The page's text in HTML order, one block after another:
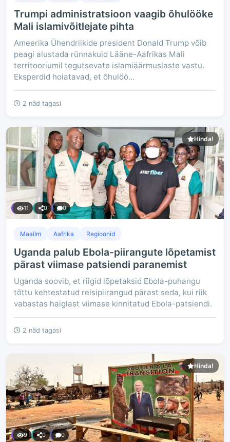
Trumpi administratsioon vaagib õhulööke
Mali islamivõitlejate pihta
Ameerika Ühendriikide president Donald Trump võib
peagi alustada rünnakuid Lääne-Aafrikas Mali
territooriumil tegutsevate islamiäärmuslaste vastu.
Eksperdid hoiatavad, et õhulöö...
2 näd tagasi
Hinda!
11 0 0
Maailm Aafrika Regioonid
Uganda palub Ebola-piirangute lõpetamist
pärast viimase patsiendi paranemist
Uganda soovib, et riigid lõpetaksid Ebola-puhangu
tõttu kehtestatud reisipiirangud pärast seda, kui riik
vabastas haiglast viimase kinnitatud Ebola-patsiendi.
2 näd tagasi
Hinda!
9 0 0